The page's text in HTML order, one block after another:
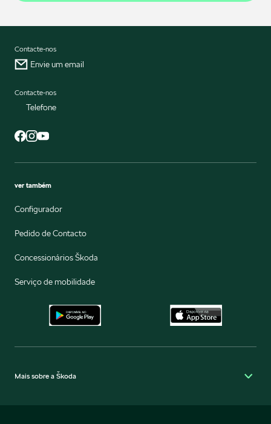
Contacte-nos
Envie um email
Contacte-nos
Telefone
ver também
Configurador
Pedido de Contacto
Concessionários Škoda
Serviço de mobilidade
Mais sobre a Škoda